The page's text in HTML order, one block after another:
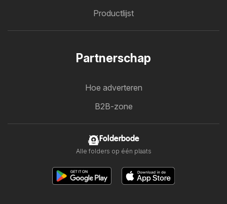
Productlijst
Partnerschap
Hoe adverteren
B2B-zone
Folderbode
Alle folders op één plaats